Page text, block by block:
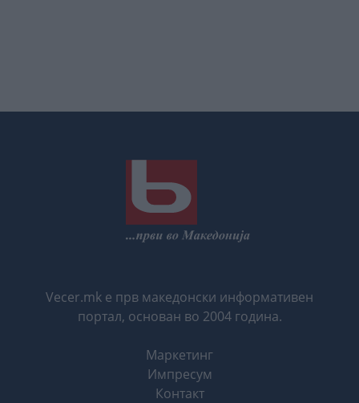
Vecer.mk е прв македонски информативен
портал, основан во 2004 година.
Маркетинг
Импресум
Контакт